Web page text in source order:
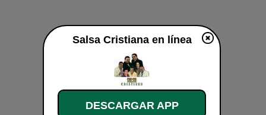
Salsa Cristiana en línea
DESCARGAR APP